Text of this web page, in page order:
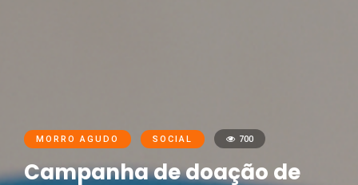
MORRO AGUDO SOCIAL 700
Campanha de doação de